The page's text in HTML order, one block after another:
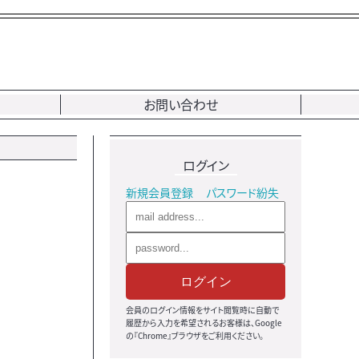
お問い合わせ
ログイン
新規会員登録 パスワード紛失
ログイン
会員のログイン情報をサイト閲覧時に自動で
履歴から入力を希望されるお客様は、Google
の『Chrome』ブラウザをご利用ください。